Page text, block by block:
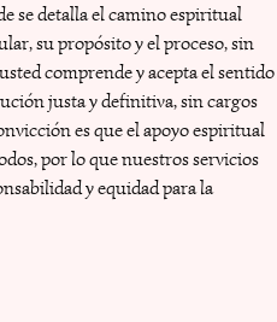
se detalla el camino espiritual
su propósito y el proceso, sin
comprende y acepta el sentido
justa y definitiva, sin cargos
es que el apoyo espiritual
por lo que nuestros servicios
y equidad para la